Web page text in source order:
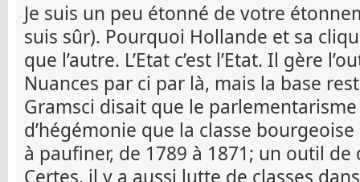
Je suis un peu étonné de votre
suis sûr). Pourquoi Hollande et sa
que l’autre. L’Etat c’est l’Etat. Il gère
Nuances par ci par là, mais la base
Gramsci disait que le
d’hégémonie que la classe
à paufiner, de 1789 à 1871; un outil